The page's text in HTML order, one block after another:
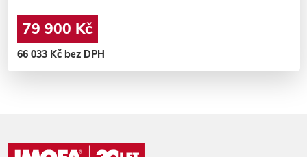
79 900 Kč
66 033 Kč bez DPH